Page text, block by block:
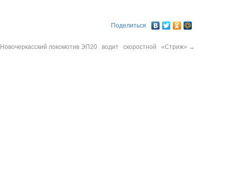
Поделиться
Новочеркасский локомотив ЭП20 водит скоростной «Стриж» →